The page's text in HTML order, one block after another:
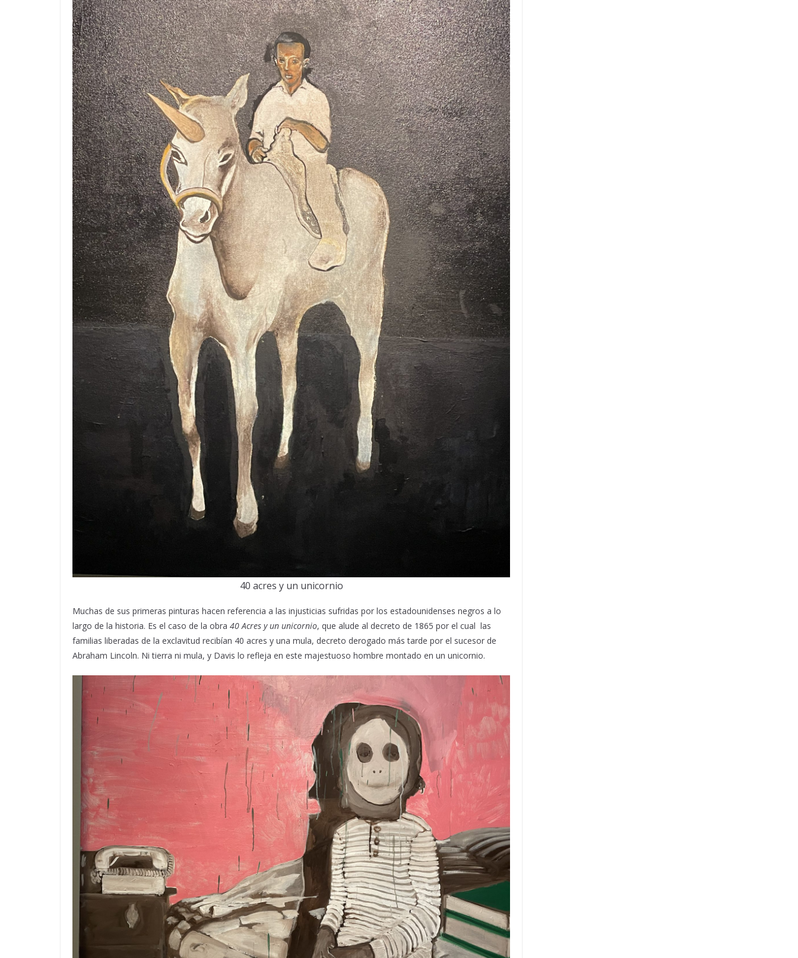
40 acres y un unicornio
Muchas de sus primeras pinturas hacen referencia a las injusticias sufridas por los estadounidenses negros a lo
largo de la historia. Es el caso de la obra 40 Acres y un unicornio, que alude al decreto de 1865 por el cual las
familias liberadas de la exclavitud recibían 40 acres y una mula, decreto derogado más tarde por el sucesor de
Abraham Lincoln. Ni tierra ni mula, y Davis lo refleja en este majestuoso hombre montado en un unicornio.